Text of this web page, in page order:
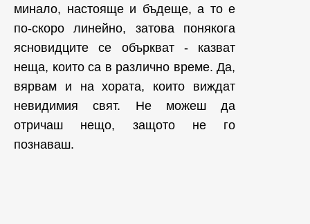
минало, настояще и бъдеще, а то е
по-скоро линейно, затова понякога
ясновидците се объркват - казват
неща, които са в различно време. Да,
вярвам и на хората, които виждат
невидимия свят. Не можеш да
отричаш нещо, защото не го
познаваш.